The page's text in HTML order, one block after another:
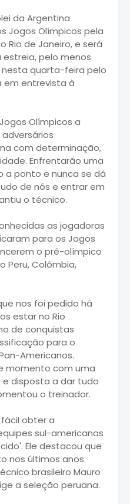
da Argentina
Jogos Olímpicos pela
Rio de Janeiro, e será
pelo menos
quarta-feira pelo
em entrevista à
Olímpicos a
com determinação,
Enfrentarão uma
a ponto e nunca se dá
de nós e entrar em
o técnico.
as jogadoras
para os Jogos
o pré-olímpico
Peru, Colômbia,
nos foi pedido há
estar no Rio
de conquistas
para o
Americanos.
momento com uma
disposta a dar tudo
o treinador.
obter a
sul-americanas
Ele destacou que
nos últimos anos
brasileiro Mauro
a seleção peruana.